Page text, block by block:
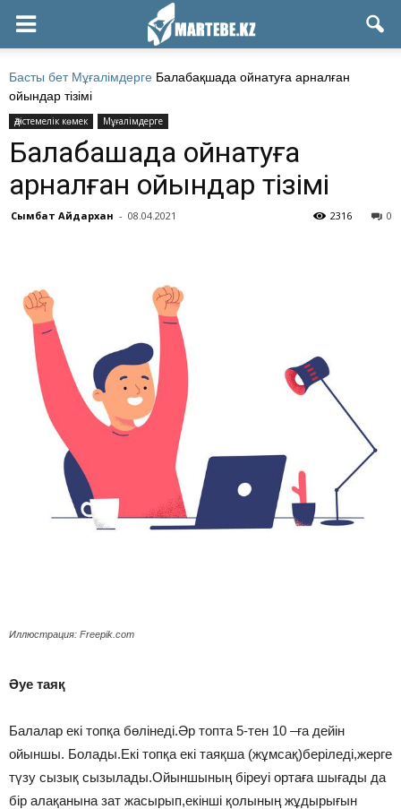
Басты бет Мұғалімдерге Балабақшада ойнатуға арналған
ойындар тізімі
Әдістемелік көмек Мұғалімдерге
Балабақшада ойнатуға
арналған ойындар тізімі
Сымбат Айдархан - 08.04.2021 0
2316
Иллюстрация: Freepik.com
Әуе таяқ
Балалар екі топқа бөлінеді.Әр топта 5-тен 10 –ға дейін
ойыншы. Болады.Екі топқа екі таяқша (жұмсақ)беріледі,жерге
түзу сызық сызылады.Ойыншының біреуі ортаға шығады да
бір алақанына зат жасырып,екінші қолының жұдырығын